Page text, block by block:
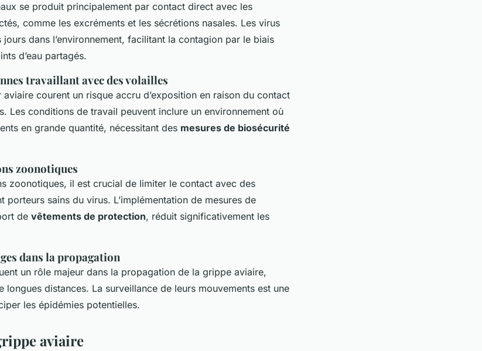
se produit principalement par contact direct avec les
comme les excréments et les sécrétions nasales. Les virus
dans l’environnement, facilitant la contagion par le biais
d’eau partagés.
travaillant avec des volailles
courent un risque accru d’exposition en raison du contact
Les conditions de travail peuvent inclure un environnement où
en grande quantité, nécessitant des mesures de biosécurité
zoonotiques
zoonotiques, il est crucial de limiter le contact avec des
porteurs sains du virus. L’implémentation de mesures de
de vêtements de protection, réduit significativement les
dans la propagation
un rôle majeur dans la propagation de la grippe aviaire,
longues distances. La surveillance de leurs mouvements est une
les épidémies potentielles.
aviaire